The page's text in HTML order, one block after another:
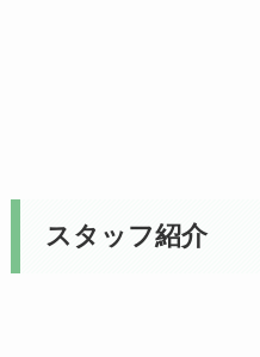
スタッフ紹介